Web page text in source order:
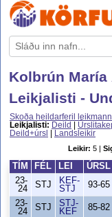
Kolbrún
Leikjalisti -
Skoða heildarferil
Leikjalisti: Deild
Deild+úrsl
Landsleikir
Leikir: 5 |
TÍM FÉL LEI ÚRSL
23-
24
STJ
KEF-
STJ
93-65
23-
24
STJ
STJ-
KEF
85-82